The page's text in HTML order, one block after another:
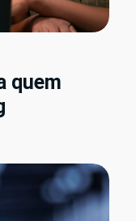
quem